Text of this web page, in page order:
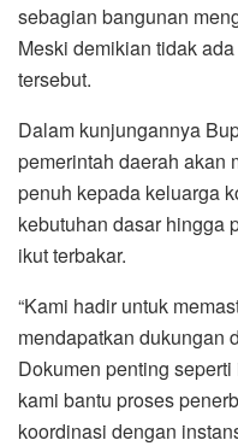
sebagian bangunan
Meski demikian tidak
tersebut.
Dalam kunjungannya
pemerintah daerah akan
penuh kepada keluarga
kebutuhan dasar hingga
ikut terbakar.
“Kami hadir untuk
mendapatkan dukungan
Dokumen penting
kami bantu proses
koordinasi dengan